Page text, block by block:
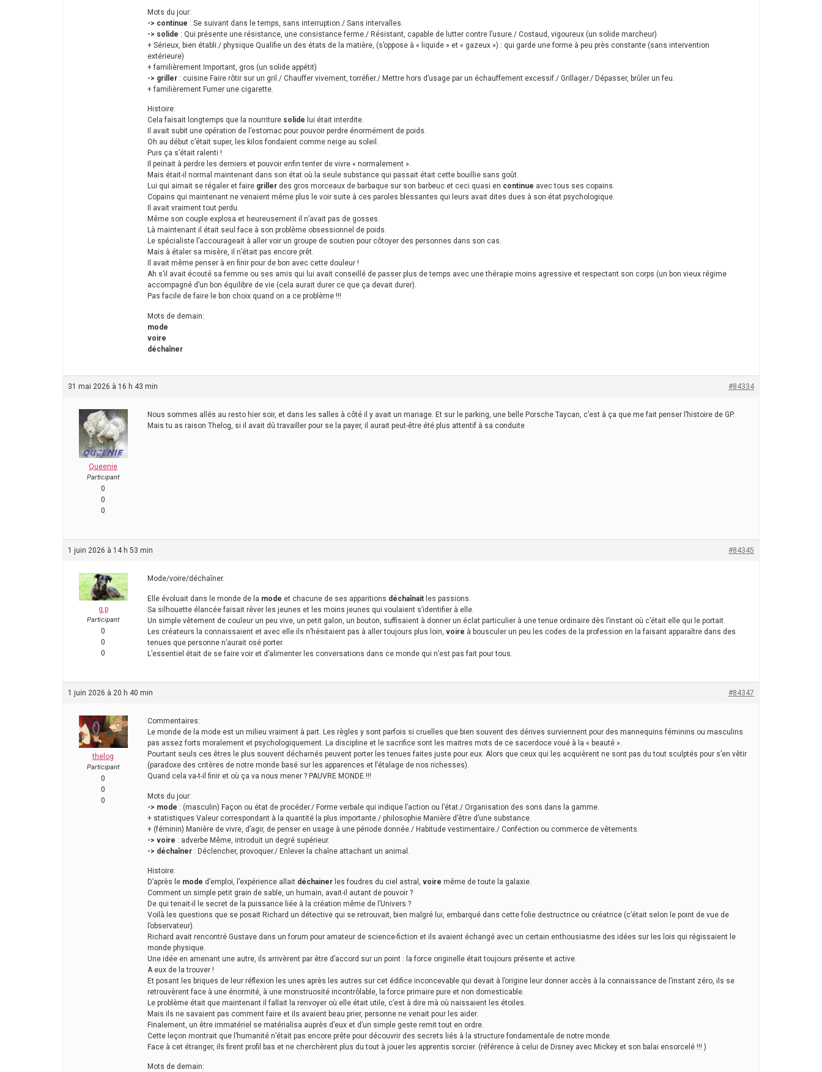
Mots du jour:
-> continue : Se suivant dans le temps, sans interruption./ Sans intervalles.
-> solide : Qui présente une résistance, une consistance ferme./ Résistant, capable de lutter contre l’usure./ Costaud, vigoureux (un solide marcheur)
+ Sérieux, bien établi./ physique Qualifie un des états de la matière, (s’oppose à « liquide » et « gazeux ») : qui garde une forme à peu près constante (sans intervention
extérieure)
+ familièrement Important, gros (un solide appétit)
-> griller : cuisine Faire rôtir sur un gril./ Chauffer vivement, torréfier./ Mettre hors d’usage par un échauffement excessif./ Grillager./ Dépasser, brûler un feu.
+ familièrement Fumer une cigarette.
Histoire:
Cela faisait longtemps que la nourriture solide lui était interdite.
Il avait subit une opération de l’estomac pour pouvoir perdre énormément de poids.
Oh au début c’était super, les kilos fondaient comme neige au soleil.
Puis ça s’était ralenti !
Il peinait à perdre les derniers et pouvoir enfin tenter de vivre « normalement ».
Mais était-il normal maintenant dans son état où la seule substance qui passait était cette bouillie sans goût.
Lui qui aimait se régaler et faire griller des gros morceaux de barbaque sur son barbeuc et ceci quasi en continue avec tous ses copains.
Copains qui maintenant ne venaient même plus le voir suite à ces paroles blessantes qui leurs avait dites dues à son état psychologique.
Il avait vraiment tout perdu.
Même son couple explosa et heureusement il n’avait pas de gosses.
Là maintenant il était seul face à son problème obsessionnel de poids.
Le spécialiste l’accourageait à aller voir un groupe de soutien pour côtoyer des personnes dans son cas.
Mais à étaler sa misère, il n’était pas encore prêt.
Il avait même penser à en finir pour de bon avec cette douleur !
Ah s’il avait écouté sa femme ou ses amis qui lui avait conseillé de passer plus de temps avec une thérapie moins agressive et respectant son corps (un bon vieux régime
accompagné d’un bon équilibre de vie (cela aurait durer ce que ça devait durer).
Pas facile de faire le bon choix quand on a ce problème !!!
Mots de demain:
mode
voire
déchaîner
31 mai 2026 à 16 h 43 min #84334
Queenie
Participant
0
0
0
Nous sommes allés au resto hier soir, et dans les salles à côté il y avait un mariage. Et sur le parking, une belle Porsche Taycan, c’est à ça que me fait penser l’histoire de GP.
Mais tu as raison Thelog, si il avait dû travailler pour se la payer, il aurait peut-être été plus attentif à sa conduite
1 juin 2026 à 14 h 53 min #84345
g.p
Participant
0
0
0
Mode/voire/déchaîner.
Elle évoluait dans le monde de la mode et chacune de ses apparitions déchaînait les passions.
Sa silhouette élancée faisait rêver les jeunes et les moins jeunes qui voulaient s’identifier à elle.
Un simple vêtement de couleur un peu vive, un petit galon, un bouton, suffisaient à donner un éclat particulier à une tenue ordinaire dès l’instant où c’était elle qui le portait.
Les créateurs la connaissaient et avec elle ils n’hésitaient pas à aller toujours plus loin, voire à bousculer un peu les codes de la profession en la faisant apparaître dans des
tenues que personne n’aurait osé porter.
L’essentiel était de se faire voir et d’alimenter les conversations dans ce monde qui n’est pas fait pour tous.
1 juin 2026 à 20 h 40 min #84347
thelog
Participant
0
0
0
Commentaires:
Le monde de la mode est un milieu vraiment à part. Les règles y sont parfois si cruelles que bien souvent des dérives surviennent pour des mannequins féminins ou masculins
pas assez forts moralement et psychologiquement. La discipline et le sacrifice sont les maitres mots de ce sacerdoce voué à la « beauté ».
Pourtant seuls ces êtres le plus souvent décharnés peuvent porter les tenues faites juste pour eux. Alors que ceux qui les acquièrent ne sont pas du tout sculptés pour s’en vêtir
(paradoxe des critères de notre monde basé sur les apparences et l’étalage de nos richesses).
Quand cela va-t-il finir et où ça va nous mener ? PAUVRE MONDE !!!
Mots du jour:
-> mode : (masculin) Façon ou état de procéder./ Forme verbale qui indique l’action ou l’état./ Organisation des sons dans la gamme.
+ statistiques Valeur correspondant à la quantité la plus importante./ philosophie Manière d’être d’une substance.
+ (féminin) Manière de vivre, d’agir, de penser en usage à une période donnée./ Habitude vestimentaire./ Confection ou commerce de vêtements.
-> voire : adverbe Même, introduit un degré supérieur.
-> déchaîner : Déclencher, provoquer./ Enlever la chaîne attachant un animal.
Histoire:
D’après le mode d’emploi, l’expérience allait déchainer les foudres du ciel astral, voire même de toute la galaxie.
Comment un simple petit grain de sable, un humain, avait-il autant de pouvoir ?
De qui tenait-il le secret de la puissance liée à la création même de l’Univers ?
Voilà les questions que se posait Richard un détective qui se retrouvait, bien malgré lui, embarqué dans cette folie destructrice ou créatrice (c’était selon le point de vue de
l’observateur).
Richard avait rencontré Gustave dans un forum pour amateur de science-fiction et ils avaient échangé avec un certain enthousiasme des idées sur les lois qui régissaient le
monde physique.
Une idée en amenant une autre, ils arrivèrent par être d’accord sur un point : la force originelle était toujours présente et active.
A eux de la trouver !
Et posant les briques de leur réflexion les unes après les autres sur cet édifice inconcevable qui devait à l’origine leur donner accès à la connaissance de l’instant zéro, ils se
retrouvèrent face à une énormité, à une monstruosité incontrôlable, la force primaire pure et non domesticable.
Le problème était que maintenant il fallait la renvoyer où elle était utile, c’est à dire mà où naissaient les étoiles.
Mais ils ne savaient pas comment faire et ils avaient beau prier, personne ne venait pour les aider.
Finalement, un être immatériel se matérialisa auprès d’eux et d’un simple geste remit tout en ordre.
Cette leçon montrait que l’humanité n’était pas encore prête pour découvrir des secrets liés à la structure fondamentale de notre monde.
Face à cet étranger, ils firent profil bas et ne cherchèrent plus du tout à jouer les apprentis sorcier. (référence à celui de Disney avec Mickey et son balai ensorcelé !!! )
Mots de demain: